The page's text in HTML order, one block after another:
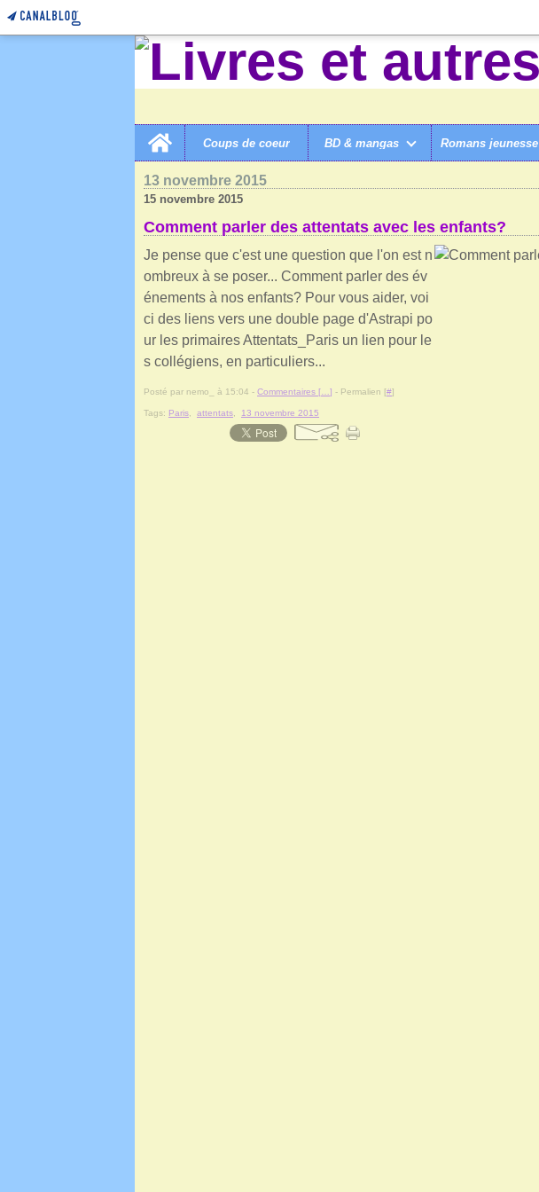
Home
Coups de coeur
BD & mangas Romans jeunesse
LIVRES ET AUTRES MERVEILLES! > CATEGORIES > 13 NOVEMBRE 2015
13 novembre 2015
15 novembre 2015
Comment parler des attentats avec les enfants?
Je pense que c'est une question que l'on est n
ombreux à se poser... Comment parler des év
énements à nos enfants? Pour vous aider, voi
ci des liens vers une double page d'Astrapi po
ur les primaires Attentats_Paris un lien pour le
s collégiens, en particuliers...
Posté par nemo_ à 15:04 - Commentaires [ ] - Permalien [#]
Tags: Paris attentats 13 novembre 2015